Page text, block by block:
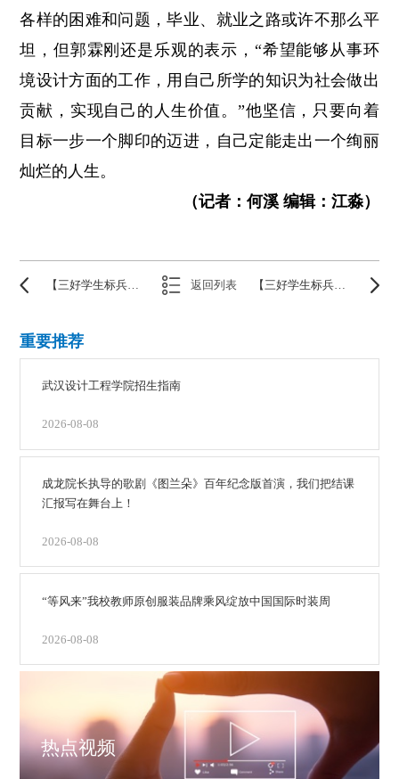
各样的困难和问题，毕业、就业之路或许不那么平
坦，但郭霖刚还是乐观的表示，“希望能够从事环
境设计方面的工作，用自己所学的知识为社会做出
贡献，实现自己的人生价值。”他坚信，只要向着
目标一步一个脚印的迈进，自己定能走出一个绚丽
灿烂的人生。
（记者：何溪 编辑：江淼）
【三好学生标兵】李品妍——要让生活充满阳光 返回列表 【三好学生标兵】徐家柱——让每一天都值得记忆
重要推荐
武汉设计工程学院招生指南
2026-08-08
成龙院长执导的歌剧《图兰朵》百年纪念版首演，我们把结课
汇报写在舞台上！
2026-08-08
“等风来”我校教师原创服装品牌乘风绽放中国国际时装周
2026-08-08
热点视频